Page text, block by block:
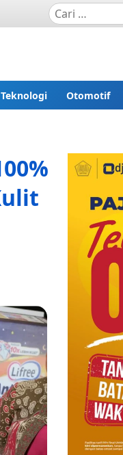
Teknologi Otomotif